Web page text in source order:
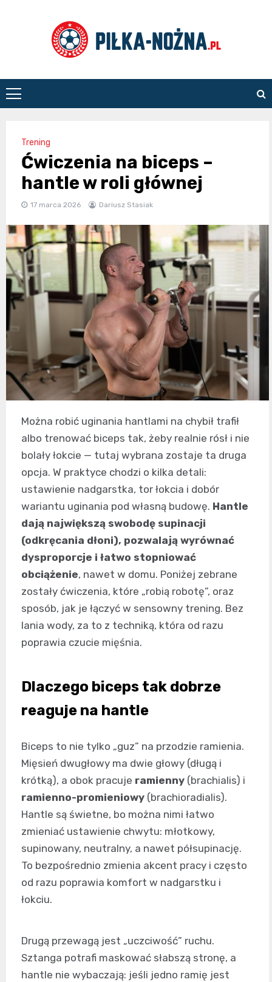
Piłka
Nożna
Trening
Ćwiczenia na biceps –
hantle w roli głównej
17 marca 2026 Dariusz Stasiak
Można robić uginania hantlami na chybił trafił
albo trenować biceps tak, żeby realnie rósł i nie
bolały łokcie — tutaj wybrana zostaje ta druga
opcja. W praktyce chodzi o kilka detali:
ustawienie nadgarstka, tor łokcia i dobór
wariantu uginania pod własną budowę. Hantle
dają największą swobodę supinacji
(odkręcania dłoni), pozwalają wyrównać
dysproporcje i łatwo stopniować
obciążenie, nawet w domu. Poniżej zebrane
zostały ćwiczenia, które „robią robotę”, oraz
sposób, jak je łączyć w sensowny trening. Bez
lania wody, za to z techniką, która od razu
poprawia czucie mięśnia.
Dlaczego biceps tak dobrze
reaguje na hantle
Biceps to nie tylko „guz” na przodzie ramienia.
Mięsień dwugłowy ma dwie głowy (długą i
krótką), a obok pracuje ramienny (brachialis) i
ramienno-promieniowy (brachioradialis).
Hantle są świetne, bo można nimi łatwo
zmieniać ustawienie chwytu: młotkowy,
supinowany, neutralny, a nawet półsupinację.
To bezpośrednio zmienia akcent pracy i często
od razu poprawia komfort w nadgarstku i
łokciu.
Drugą przewagą jest „uczciwość” ruchu.
Sztanga potrafi maskować słabszą stronę, a
hantle nie wybaczają: jeśli jedno ramię jest